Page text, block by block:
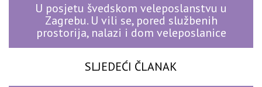
U posjetu švedskom veleposlanstvu u
Zagrebu. U vili se, pored službenih
prostorija, nalazi i dom veleposlanice
SLJEDEĆI ČLANAK